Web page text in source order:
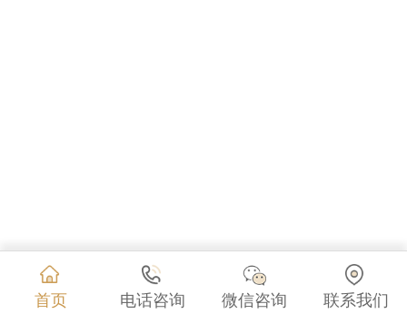
首页 电话咨询 微信咨询 联系我们